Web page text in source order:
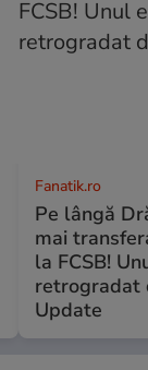
Fanatik.ro
Pe lângă
mai
la FCSB!
retrogradat
Update